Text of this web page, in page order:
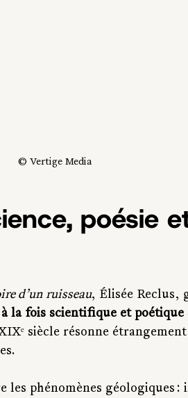
© Vertige Media
poésie
d’un ruisseau, Élisée Reclus,
la fois scientifique et
siècle résonne étrangement
les phénomènes géologiques